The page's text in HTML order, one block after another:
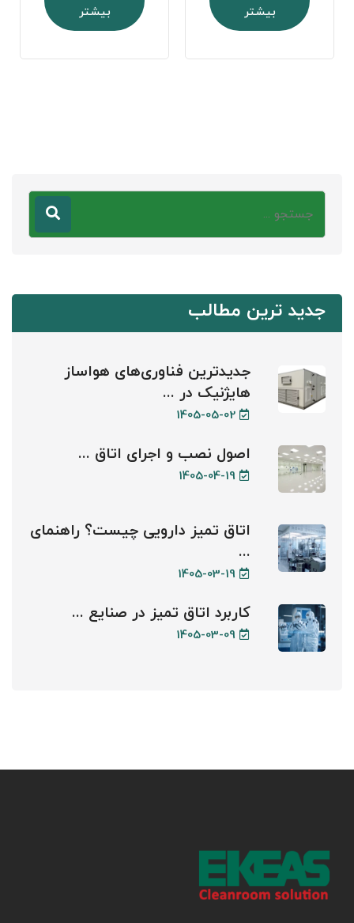
بیشتر
بیشتر
جدید ترین مطالب
جدیدترین فناوری‌های هواساز
هایژنیک در ...
1405-05-02
اصول نصب و اجرای اتاق ...
1405-04-19
اتاق تمیز دارویی چیست؟ راهنمای
...
1405-03-19
کاربرد اتاق تمیز در صنایع ...
1405-03-09